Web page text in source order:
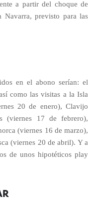
a partir del choque de
Navarra, previsto para las
en el abono serían: el
como las visitas a la Isla
20 de enero), Clavijo
(viernes 17 de febrero),
(viernes 16 de marzo),
(viernes 20 de abril). Y a
de unos hipotéticos play